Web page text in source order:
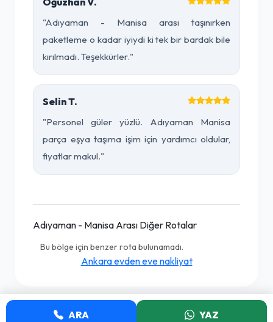
"Adıyaman - Manisa arası taşınırken
paketleme o kadar iyiydi ki tek bir bardak bile
kırılmadı. Teşekkürler."
Selin T.
"Personel güler yüzlü. Adıyaman Manisa
parça eşya taşıma işim için yardımcı oldular,
fiyatlar makul."
Adıyaman - Manisa Arası Diğer Rotalar
Bu bölge için benzer rota bulunamadı.
Ankara evden eve nakliyat
ARA YAZ